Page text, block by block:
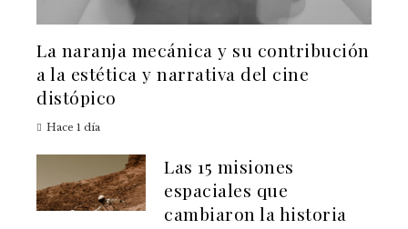
La naranja mecánica y su contribución
a la estética y narrativa del cine
distópico
Hace 1 día
Las 15 misiones
espaciales que
cambiaron la historia